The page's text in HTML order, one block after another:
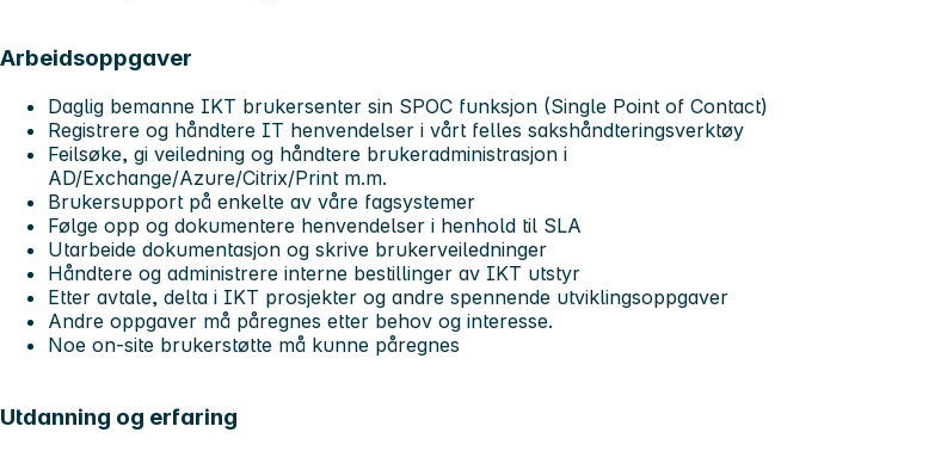
Arbeidsoppgaver
Daglig bemanne IKT brukersenter sin SPOC funksjon (Single Point of Contact)
Registrere og håndtere IT henvendelser i vårt felles sakshåndteringsverktøy
Feilsøke, gi veiledning og håndtere brukeradministrasjon i
AD/Exchange/Azure/Citrix/Print m.m.
Brukersupport på enkelte av våre fagsystemer
Følge opp og dokumentere henvendelser i henhold til SLA
Utarbeide dokumentasjon og skrive brukerveiledninger
Håndtere og administrere interne bestillinger av IKT utstyr
Etter avtale, delta i IKT prosjekter og andre spennende utviklingsoppgaver
Andre oppgaver må påregnes etter behov og interesse.
Noe on-site brukerstøtte må kunne påregnes
Utdanning og erfaring